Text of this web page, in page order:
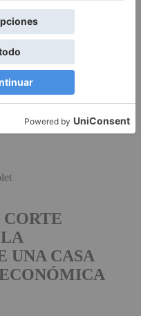
que el diseño
con el resto de
donde se vayan a
en cualquier
UNA CASA